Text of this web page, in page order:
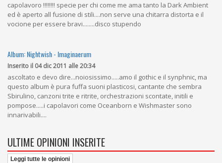
capolavoro !!!!!!!! specie per chi come me ama tanto la Dark Ambient
ed è aperto all fusione di stili....non serve una chitarra distorta e il
vocione per essere bravi........disco stupendo
Album: Nightwish - Imaginaerum
Inserito il 04 dic 2011 alle 20:34
ascoltato e devo dire...noiosissimo.....amo il gothic e il synphnic, ma
questo album è pura fuffa suoni plasticosi, cantante che sembra
Sbirulino, canzoni trite e ritrite, orchestrazioni scontate, initili e
pompose.....i capolavori come Oceanborn e Wishmaster sono
innarivabili....
ULTIME OPINIONI INSERITE
Leggi tutte le opinioni